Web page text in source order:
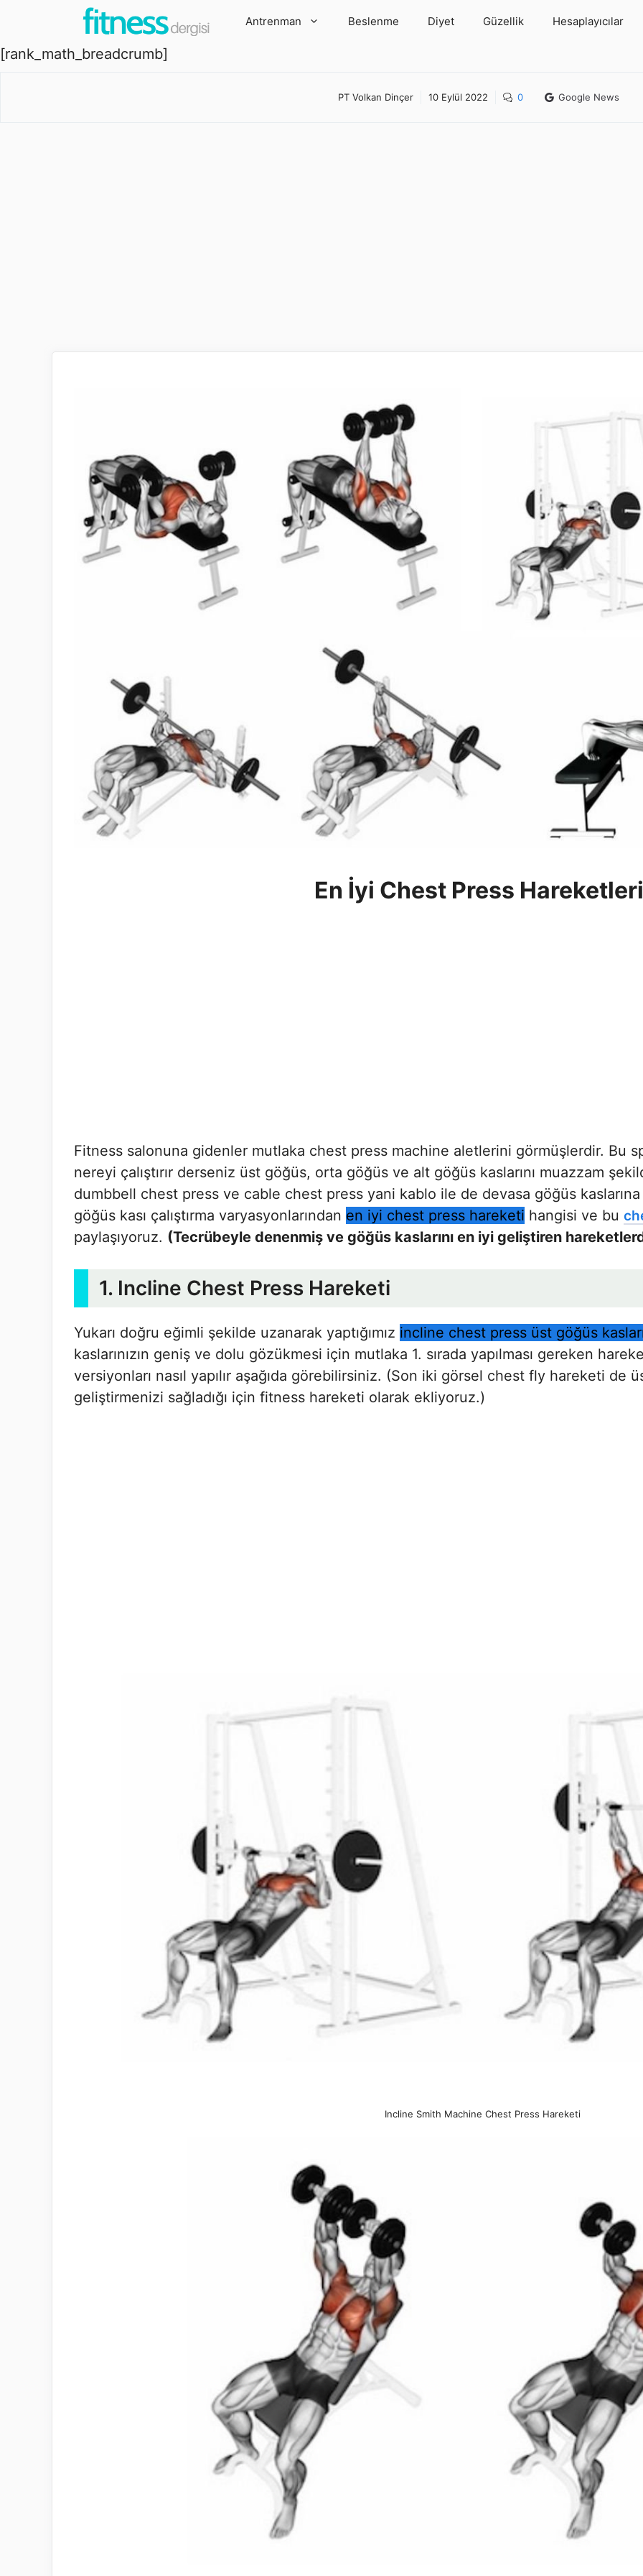
Antrenman Beslenme Diyet Güzellik Hesaplayıcılar
[rank_math_breadcrumb]
PT Volkan Dinçer 10 Eylül 2022 0 Google News
En İyi Chest Press
Fitness salonuna gidenler mutlaka chest press machine aletlerini görmüşlerdir. Bu
nereyi çalıştırır derseniz üst göğüs, orta göğüs ve alt göğüs kaslarını muazzam
dumbbell chest press ve cable chest press yani kablo ile de devasa göğüs kaslarına
göğüs kası çalıştırma varyasyonlarından en iyi chest press hareketi hangisi ve bu
paylaşıyoruz. (Tecrübeyle denenmiş ve göğüs kaslarını en iyi geliştiren
1. Incline Chest Press Hareketi
Yukarı doğru eğimli şekilde uzanarak yaptığımız incline chest press üst göğüs
kaslarınızın geniş ve dolu gözükmesi için mutlaka 1. sırada yapılması gereken
versiyonları nasıl yapılır aşağıda görebilirsiniz. (Son iki görsel chest fly hareketi de
geliştirmenizi sağladığı için fitness hareketi olarak ekliyoruz.)
Incline Smith Machine Chest Press Hareketi